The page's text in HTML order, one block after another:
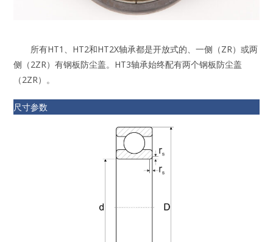
所有HT1、HT2和HT2X轴承都是开放式的、一侧（ZR）或两
侧（2ZR）有钢板防尘盖。HT3轴承始终配有两个钢板防尘盖
（2ZR）。
尺寸参数